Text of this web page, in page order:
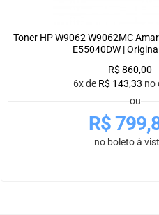
Toner HP W9062 W9062MC
E55040DW |
R$ 860,00
6x de R$ 143,33 no
ou
R$
no boleto à